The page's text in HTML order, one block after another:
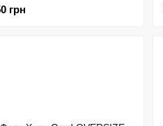
грн